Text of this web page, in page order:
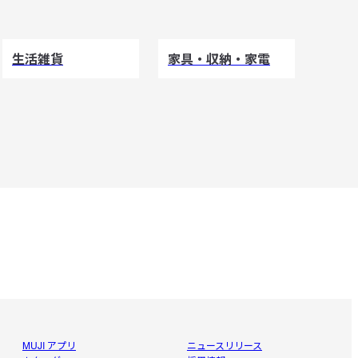
生活雑貨 家具・収納・家電
MUJI アプリ
ニュースリリース